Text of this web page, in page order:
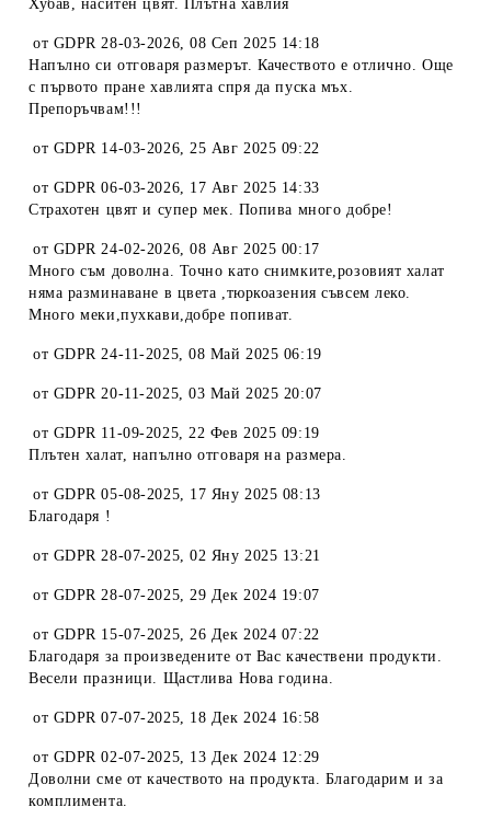
Хубав, наситен цвят. Плътна хавлия
от GDPR 28-03-2026,08 Сеп 2025 14:18
Напълно си отговаря размерът. Качеството е отлично. Още
с първото пране хавлията спря да пуска мъх.
Препоръчвам!!!
от GDPR 14-03-2026,25 Авг 2025 09:22
от GDPR 06-03-2026, 17 Авг 2025 14:33
Страхотен цвят и супер мек. Попива много добре!
от GDPR 24-02-2026,08 Авг 2025 00:17
Много съм доволна. Точно като снимките,розовият халат
няма разминаване в цвета ,тюркоазения съвсем леко.
Много меки,пухкави,добре попиват.
от GDPR 24-11-2025,08 Май 2025 06:19
от GDPR 20-11-2025,03 Май 2025 20:07
от GDPR 11-09-2025,22 Фев 2025 09:19
Плътен халат, напълно отговаря на размера.
от GDPR 05-08-2025, 17 Яну 2025 08:13
Благодаря !
от GDPR 28-07-2025,02 Яну 2025 13:21
от GDPR 28-07-2025,29 Дек 2024 19:07
от GDPR 15-07-2025,26 Дек 2024 07:22
Благодаря за произведените от Вас качествени продукти.
Весели празници. Щастлива Нова година.
от GDPR 07-07-2025, 18 Дек 2024 16:58
от GDPR 02-07-2025, 13 Дек 2024 12:29
Доволни сме от качеството на продукта. Благодарим и за
комплимента.